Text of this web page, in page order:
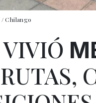
Chilango
VIVIÓ